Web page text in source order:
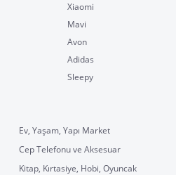
Xiaomi
Mavi
Avon
Adidas
Sleepy
Ev, Yaşam, Yapı Market
Cep Telefonu ve Aksesuar
Kitap, Kırtasiye, Hobi, Oyuncak